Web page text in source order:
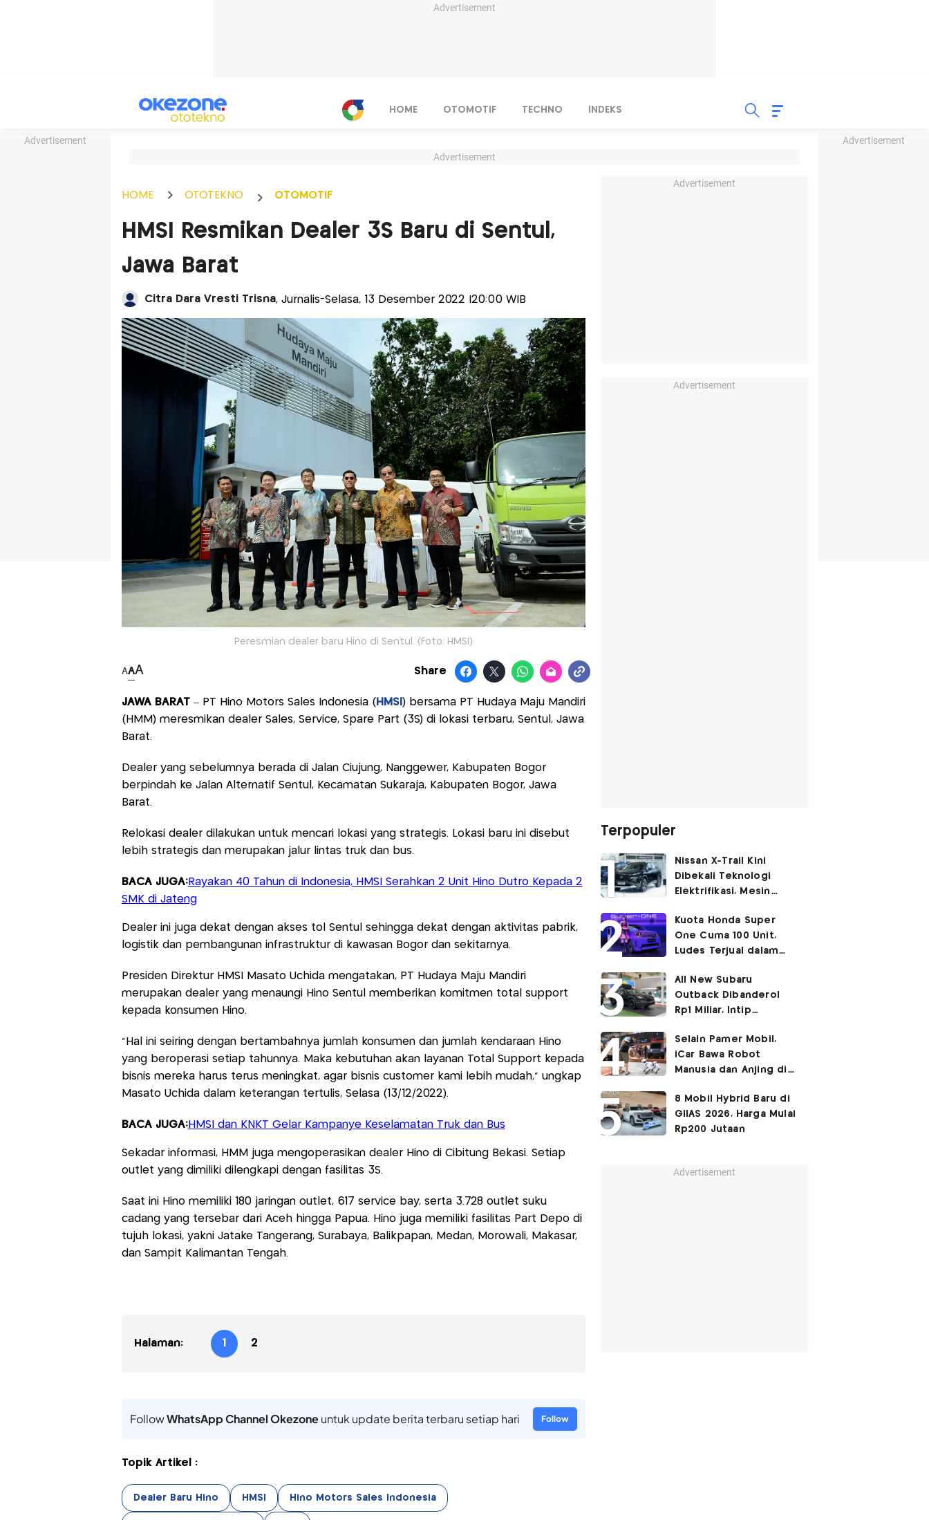
Advertisement
Advertisement Advertisement
HOME OTOMOTIF TECHNO INDEKS
Advertisement
HOME OTOTEKNO OTOMOTIF
HMSI Resmikan Dealer 3S Baru di Sentul,
Jawa Barat
Citra Dara Vresti Trisna, Jurnalis-Selasa, 13 Desember 2022 |20:00 WIB
Peresmian dealer baru Hino di Sentul. (Foto: HMSI)
AAA Share
JAWA BARAT – PT Hino Motors Sales Indonesia ( HMSI ) bersama PT Hudaya Maju Mandiri
(HMM) meresmikan dealer Sales, Service, Spare Part (3S) di lokasi terbaru, Sentul, Jawa
Barat.
Dealer yang sebelumnya berada di Jalan Ciujung, Nanggewer, Kabupaten Bogor
berpindah ke Jalan Alternatif Sentul, Kecamatan Sukaraja, Kabupaten Bogor, Jawa
Barat.
Relokasi dealer dilakukan untuk mencari lokasi yang strategis. Lokasi baru ini disebut
lebih strategis dan merupakan jalur lintas truk dan bus.
BACA JUGA:Rayakan 40 Tahun di Indonesia, HMSI Serahkan 2 Unit Hino Dutro Kepada 2
SMK di Jateng
Dealer ini juga dekat dengan akses tol Sentul sehingga dekat dengan aktivitas pabrik,
logistik dan pembangunan infrastruktur di kawasan Bogor dan sekitarnya.
Presiden Direktur HMSI Masato Uchida mengatakan, PT Hudaya Maju Mandiri
merupakan dealer yang menaungi Hino Sentul memberikan komitmen total support
kepada konsumen Hino.
“Hal ini seiring dengan bertambahnya jumlah konsumen dan jumlah kendaraan Hino
yang beroperasi setiap tahunnya. Maka kebutuhan akan layanan Total Support kepada
bisnis mereka harus terus meningkat, agar bisnis customer kami lebih mudah,” ungkap
Masato Uchida dalam keterangan tertulis, Selasa (13/12/2022).
BACA JUGA:HMSI dan KNKT Gelar Kampanye Keselamatan Truk dan Bus
Sekadar informasi, HMM juga mengoperasikan dealer Hino di Cibitung Bekasi. Setiap
outlet yang dimiliki dilengkapi dengan fasilitas 3S.
Saat ini Hino memiliki 180 jaringan outlet, 617 service bay, serta 3.728 outlet suku
cadang yang tersebar dari Aceh hingga Papua. Hino juga memiliki fasilitas Part Depo di
tujuh lokasi, yakni Jatake Tangerang, Surabaya, Balikpapan, Medan, Morowali, Makasar,
dan Sampit Kalimantan Tengah.
Halaman: 1 2
FollowWhatsApp Channel Okezoneuntuk update berita terbaru setiap hari Follow
Topik Artikel :
Dealer Baru Hino HMSI Hino Motors Sales Indonesia
Advertisement
Advertisement
Terpopuler
Nissan X-Trail Kini
Dibekali Teknologi
Elektrifikasi, Mesin
Kuota Honda Super
One Cuma 100 Unit,
Ludes Terjual dalam
All New Subaru
Outback Dibanderol
Rp1 Miliar, Intip
Selain Pamer Mobil,
iCar Bawa Robot
Manusia dan Anjing di
8 Mobil Hybrid Baru di
GIIAS 2026, Harga Mulai
Rp200 Jutaan
Advertisement